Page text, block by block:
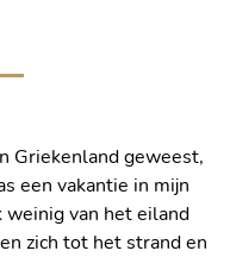
Griekenland geweest,
een vakantie in mijn
van het eiland
zich tot het strand en